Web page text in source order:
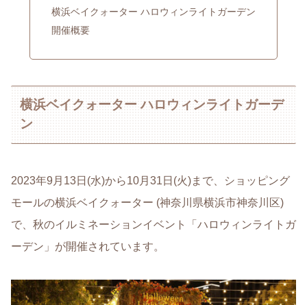
横浜ベイクォーター ハロウィンライトガーデン
開催概要
横浜ベイクォーター ハロウィンライトガーデ
ン
2023年9月13日(水)から10月31日(火)まで、ショッピング
モールの横浜ベイクォーター (神奈川県横浜市神奈川区)
で、秋のイルミネーションイベント「ハロウィンライトガ
ーデン」が開催されています。